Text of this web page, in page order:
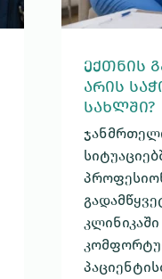
ᲔᲥᲗᲜᲘᲡ
ᲐᲠᲘᲡ
ᲡᲐᲮᲚᲨᲘ?